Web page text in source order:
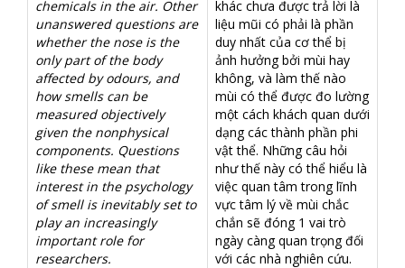
chemicals in the air. Other
unanswered questions are
whether the nose is the
only part of the body
affected by odours, and
how smells can be
measured objectively
given the nonphysical
components. Questions
like these mean that
interest in the psychology
of smell is inevitably set to
play an increasingly
important role for
researchers.
khác chưa được trả lời là
liệu mũi có phải là phần
duy nhất của cơ thể bị
ảnh hưởng bởi mùi hay
không, và làm thế nào
mùi có thể được đo lường
một cách khách quan dưới
dạng các thành phần phi
vật thể. Những câu hỏi
như thế này có thể hiểu là
việc quan tâm trong lĩnh
vực tâm lý về mùi chắc
chắn sẽ đóng 1 vai trò
ngày càng quan trọng đối
với các nhà nghiên cứu.